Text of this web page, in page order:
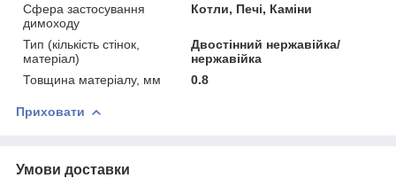
Сфера застосування
димоходу
Котли, Печі, Каміни
Тип (кількість стінок,
матеріал)
Двостінний нержавійка/
нержавійка
Товщина матеріалу, мм
0.8
Приховати
Умови доставки